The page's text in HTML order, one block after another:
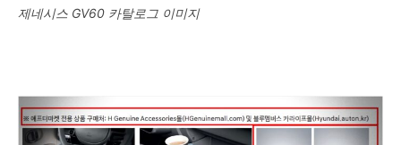
제네시스 GV60 카탈로그 이미지